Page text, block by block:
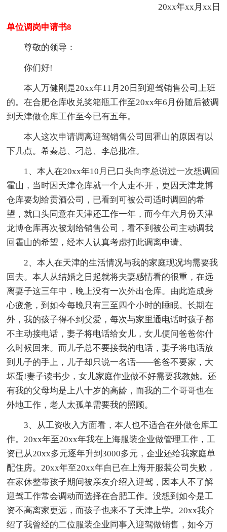
20xx年xx月xx日
单位调岗申请书8
尊敬的领导：
你们好!
本人万健刚是20xx年11月20日到迎驾销售公司上班
的。在合肥仓库收兑奖箱瓶工作至20xx年6月份随后被调
到天津做仓库工作至今已有五年。
本人这次申请调离迎驾销售公司回霍山的原因有以
下几点。希秦总、刁总、李总批准。
1、本人在20xx年10月已口头向李总说过一次想调回
霍山，当时因天津仓库就一个人走不开，更因天津龙博
仓库要划给贡酒公司，已看到可被公司适时调回的希
望，就口头同意在天津还工作一年，而今年六月份天津
龙博仓库再次被划给销售公司，看不到被公司主动调我
回霍山的希望，经本人认真考虑打此调离申请。
2、本人在天津的生活情况与我的家庭现况均需要我
回去。本人从结婚之日起就将夫妻感情看的很重，在远
离妻子这三年中，晚上没有一次外出仓库。由此造成身
心疲惫，到如今每晚只有三至四个小时的睡眠。长期在
外，我的孩子得不到父爱，每次与家里通电话时孩子都
不主动接电话，妻子将电话给女儿，女儿便问爸爸你什
么时候回来。而儿子总不要接我的电话，妻子将电话放
到儿子的手上，儿子却只说一名话——爸爸不要家，大
坏蛋!妻子读书少，女儿家庭作业做不好需要我教她。还
有我的父母均是上八十岁的高龄，而我的二个哥哥也在
外地工作，老人太孤单需要我的照顾。
3、从工资收入方面看，本人也不适合在外做仓库工
作。20xx年至20xx年我在上海服装企业做管理工作，工
资已从20xx多元逐年升到3000多元，企业还给我家庭单
配住房。20xx年至20xx年自已在上海开服装公司失败，
在家休整带孩子期间被亲友介绍入迎驾，因本人不了解
迎驾工作常会调动而选择在合肥工作。没想到如今是工
资不高离家更远，而孩子也来不了天津上学。20xx我介
绍了我曾经的二位服装企业同事入迎驾做销售，如今万